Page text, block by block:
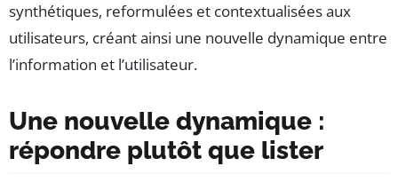
synthétiques, reformulées et contextualisées aux
utilisateurs, créant ainsi une nouvelle dynamique entre
l’information et l’utilisateur.
Une nouvelle dynamique :
répondre plutôt que lister